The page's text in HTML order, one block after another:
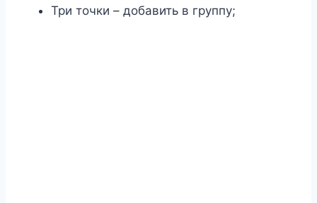
Три точки – добавить в группу;